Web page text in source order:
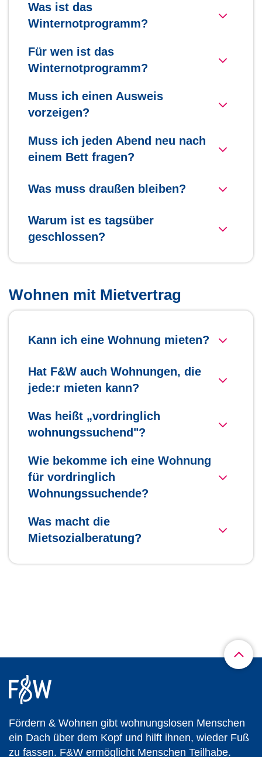
Was ist das
Winternotprogramm?
Für wen ist das
Winternotprogramm?
Muss ich einen Ausweis
vorzeigen?
Muss ich jeden Abend neu nach
einem Bett fragen?
Was muss draußen bleiben?
Warum ist es tagsüber
geschlossen?
Wohnen mit Mietvertrag
Kann ich eine Wohnung mieten?
Hat F&W auch Wohnungen, die
jede:r mieten kann?
Was heißt „vordringlich
wohnungssuchend"?
Wie bekomme ich eine Wohnung
für vordringlich
Wohnungssuchende?
Was macht die
Mietsozialberatung?
Fördern & Wohnen gibt wohnungslosen Menschen
ein Dach über dem Kopf und hilft ihnen, wieder Fuß
zu fassen. F&W ermöglicht Menschen Teilhabe.